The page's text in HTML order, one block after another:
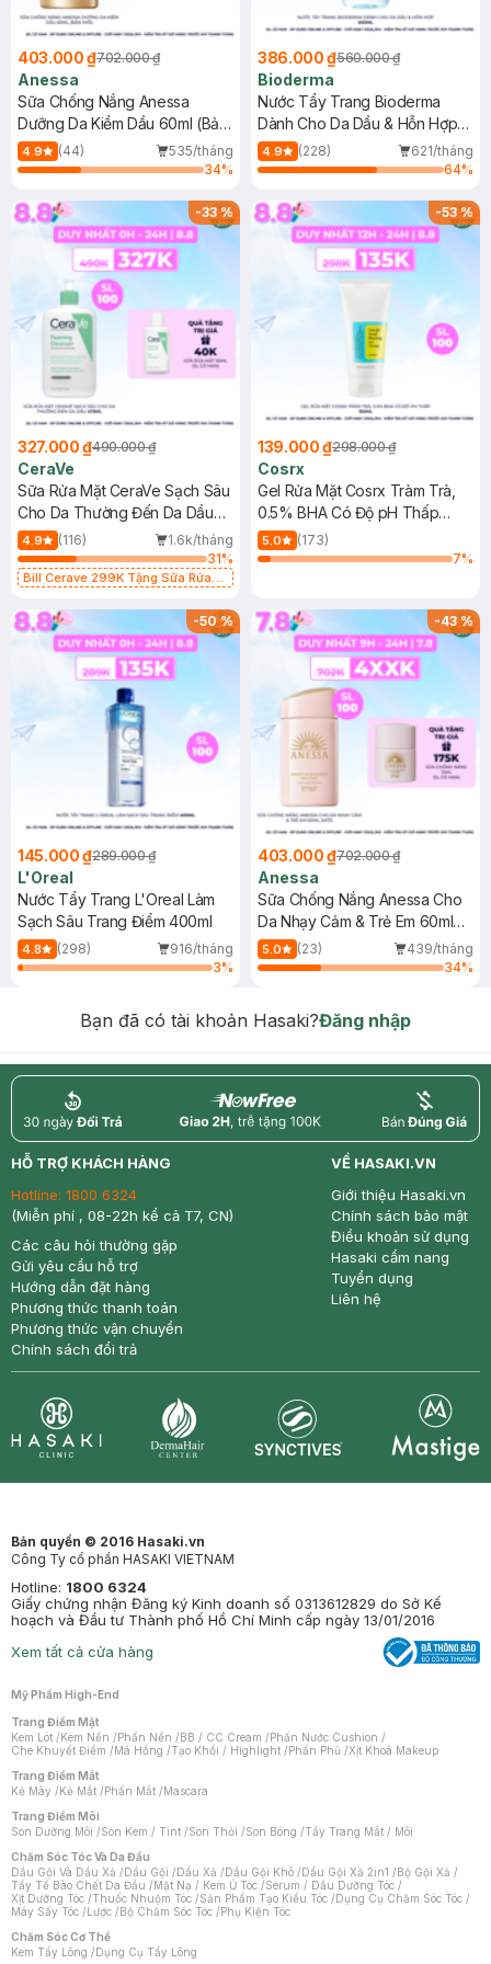
403.000 ₫702.000 ₫
Anessa
Sữa Chống Nắng Anessa
Dưỡng Da Kiềm Dầu 60ml (Bản
Mới)
4.9 (44)
535/tháng
34%
386.000 ₫560.000 ₫
Bioderma
Nước Tẩy Trang Bioderma
Dành Cho Da Dầu & Hỗn Hợp
500ml
4.9 (228)
621/tháng
64%
-33%
327.000 ₫490.000 ₫
CeraVe
Sữa Rửa Mặt CeraVe Sạch Sâu
Cho Da Thường Đến Da Dầu
473ml
4.9 (116)
1.6k/tháng
31%
Bill Cerave 299K Tặng Sữa Rửa
-53%
139.000 ₫298.000 ₫
Cosrx
Gel Rửa Mặt Cosrx Tràm Trà,
0.5% BHA Có Độ pH Thấp
150ml
5.0
(173)
7%
-50%
145.000 ₫289.000 ₫
L'Oreal
Nước Tẩy Trang L'Oreal Làm
Sạch Sâu Trang Điểm 400ml
4.8 (298)
916/tháng
3%
-43%
403.000 ₫702.000 ₫
Anessa
Sữa Chống Nắng Anessa Cho
Da Nhạy Cảm & Trẻ Em 60ml
(Mới)
5.0 (23)
439/tháng
34%
Bạn đã có tài khoản Hasaki?Đăng nhập
return nowfree price
HỖ TRỢ KHÁCH HÀNG
Hotline: 1800 6324
(Miễn phí , 08-22h kể cả T7, CN)
Các câu hỏi thường gặp
Gửi yêu cầu hỗ trợ
Hướng dẫn đặt hàng
Phương thức thanh toán
Phương thức vận chuyển
Chính sách đổi trả
VỀ HASAKI.VN
Giới thiệu Hasaki.vn
Chính sách bảo mật
Điều khoản sử dụng
Hasaki cẩm nang
Tuyển dụng
Liên hệ
Bản quyền © 2016 Hasaki.vn
Công Ty cổ phần HASAKI VIETNAM
Hotline: 1800 6324
Giấy chứng nhận Đăng ký Kinh doanh số 0313612829 do Sở Kế
hoạch và Đầu tư Thành phố Hồ Chí Minh cấp ngày 13/01/2016
Xem tất cả cửa hàng
Mỹ Phẩm High-End
Trang Điểm Mặt
Kem Lót /Kem Nền /Phấn Nền /BB / CC Cream /Phấn Nước Cushion /
Che Khuyết Điểm /Má Hồng /Tạo Khối / Highlight /Phấn Phủ /Xịt Khoá Makeup
Trang Điểm Mắt
Kẻ Mày /Kẻ Mắt /Phấn Mắt /Mascara
Trang Điểm Môi
Son Dưỡng Môi /Son Kem / Tint /Son Thỏi /Son Bóng /Tẩy Trang Mắt / Môi
Chăm Sóc Tóc Và Da Đầu
Dầu Gội Và Dầu Xả /Dầu Gội /Dầu Xả /Dầu Gội Khô /Dầu Gội Xả 2in1 /Bộ Gội Xả /
Tẩy Tế Bào Chết Da Đầu /Mặt Nạ / Kem Ủ Tóc /Serum / Dầu Dưỡng Tóc /
Xịt Dưỡng Tóc /Thuốc Nhuộm Tóc /Sản Phẩm Tạo Kiểu Tóc /Dụng Cụ Chăm Sóc Tóc /
Máy Sấy Tóc /Lược /Bộ Chăm Sóc Tóc /Phụ Kiện Tóc
Chăm Sóc Cơ Thể
Kem Tẩy Lông /Dụng Cụ Tẩy Lông